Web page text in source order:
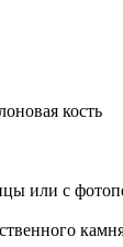
кость
или с